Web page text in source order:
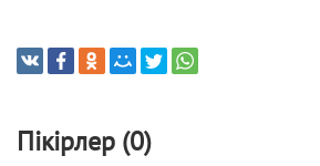
Пікірлер (0)